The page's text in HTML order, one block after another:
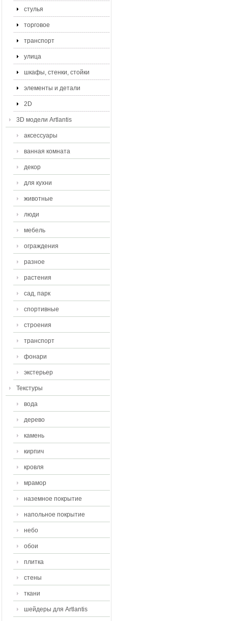
стулья
торговое
транспорт
улица
шкафы, стенки, стойки
элементы и детали
2D
3D модели Artlantis
аксессуары
ванная комната
декор
для кухни
животные
люди
мебель
ограждения
разное
растения
сад, парк
спортивные
строения
транспорт
фонари
экстерьер
Текстуры
вода
дерево
камень
кирпич
кровля
мрамор
наземное покрытие
напольное покрытие
небо
обои
плитка
стены
ткани
шейдеры для Artlantis